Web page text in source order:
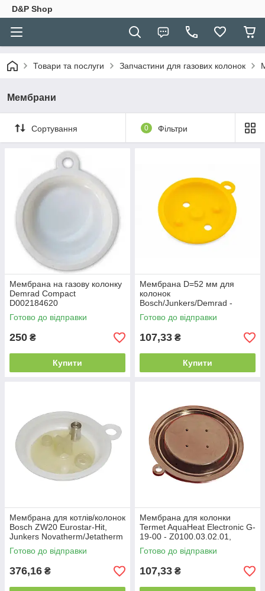
D&P Shop
Товари та послуги Запчастини для газових колонок
Мембрани
Сортування 0 Фільтри
Мембрана на газову колонку
Demrad Compact
D002184620
Готово до відправки
250 ₴
Купити
Мембрана D=52 мм для
колонок
Bosch/Junkers/Demrad -
8700503050, MBM5A, 700502
Готово до відправки
107,33 ₴
Купити
Мембрана для котлів/колонок
Bosch ZW20 Eurostar-Hit,
Junkers Novatherm/Jetatherm
WR350 - 8700503051,
MBM5CS
Готово до відправки
376,16 ₴
Мембрана для колонки
Termet AquaHeat Electronic G-
19-00 - Z0100.03.02.01,
MBM76
Готово до відправки
107,33 ₴